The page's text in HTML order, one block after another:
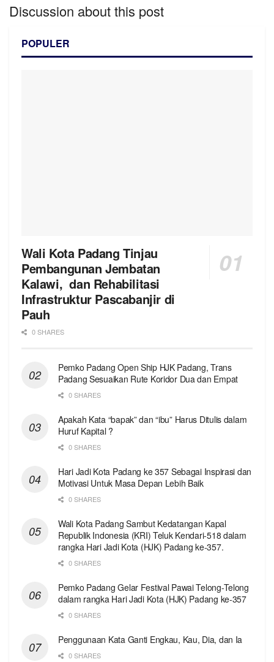
Discussion about this post
POPULER
Wali Kota Padang Tinjau
Pembangunan Jembatan
Kalawi, dan Rehabilitasi
Infrastruktur Pascabanjir di
Pauh
0 SHARES
Pemko Padang Open Ship HJK Padang, Trans
Padang Sesuaikan Rute Koridor Dua dan Empat
0 SHARES
Apakah Kata “bapak” dan “ibu” Harus Ditulis dalam
Huruf Kapital ?
0 SHARES
Hari Jadi Kota Padang ke 357 Sebagai Inspirasi dan
Motivasi Untuk Masa Depan Lebih Baik
0 SHARES
Wali Kota Padang Sambut Kedatangan Kapal
Republik Indonesia (KRI) Teluk Kendari-518 dalam
rangka Hari Jadi Kota (HJK) Padang ke-357.
0 SHARES
Pemko Padang Gelar Festival Pawai Telong-Telong
dalam rangka Hari Jadi Kota (HJK) Padang ke-357
0 SHARES
Penggunaan Kata Ganti Engkau, Kau, Dia, dan Ia
0 SHARES